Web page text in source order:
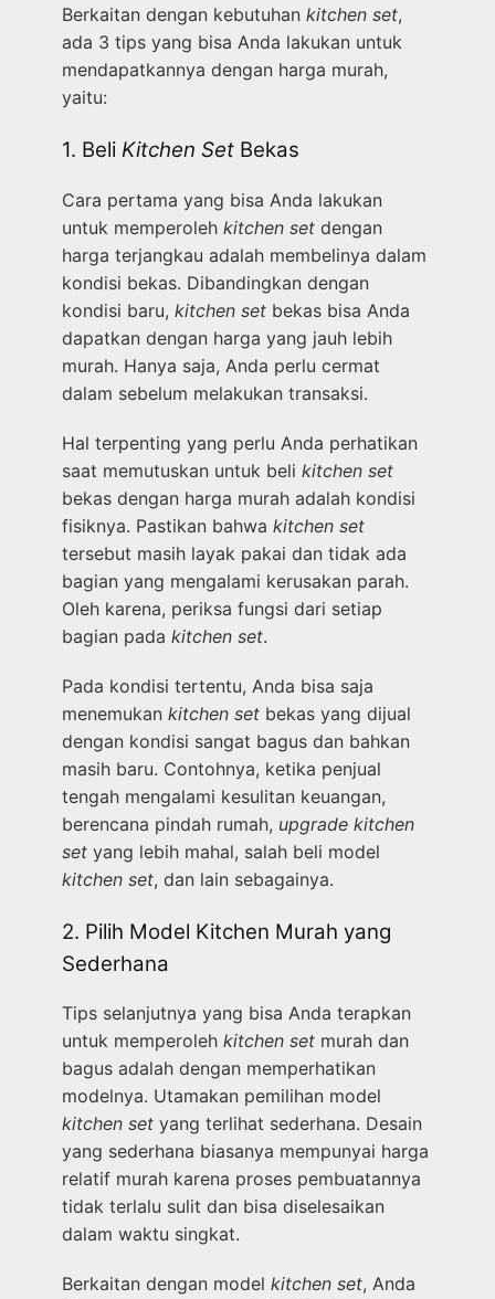
Berkaitan dengan kebutuhan kitchen set,
ada 3 tips yang bisa Anda lakukan untuk
mendapatkannya dengan harga murah,
yaitu:
1. Beli Kitchen Set Bekas
Cara pertama yang bisa Anda lakukan
untuk memperoleh kitchen set dengan
harga terjangkau adalah membelinya dalam
kondisi bekas. Dibandingkan dengan
kondisi baru, kitchen set bekas bisa Anda
dapatkan dengan harga yang jauh lebih
murah. Hanya saja, Anda perlu cermat
dalam sebelum melakukan transaksi.
Hal terpenting yang perlu Anda perhatikan
saat memutuskan untuk beli kitchen set
bekas dengan harga murah adalah kondisi
fisiknya. Pastikan bahwa kitchen set
tersebut masih layak pakai dan tidak ada
bagian yang mengalami kerusakan parah.
Oleh karena, periksa fungsi dari setiap
bagian pada kitchen set.
Pada kondisi tertentu, Anda bisa saja
menemukan kitchen set bekas yang dijual
dengan kondisi sangat bagus dan bahkan
masih baru. Contohnya, ketika penjual
tengah mengalami kesulitan keuangan,
berencana pindah rumah, upgrade kitchen
set yang lebih mahal, salah beli model
kitchen set, dan lain sebagainya.
2. Pilih Model Kitchen Murah yang
Sederhana
Tips selanjutnya yang bisa Anda terapkan
untuk memperoleh kitchen set murah dan
bagus adalah dengan memperhatikan
modelnya. Utamakan pemilihan model
kitchen set yang terlihat sederhana. Desain
yang sederhana biasanya mempunyai harga
relatif murah karena proses pembuatannya
tidak terlalu sulit dan bisa diselesaikan
dalam waktu singkat.
Berkaitan dengan model kitchen set, Anda